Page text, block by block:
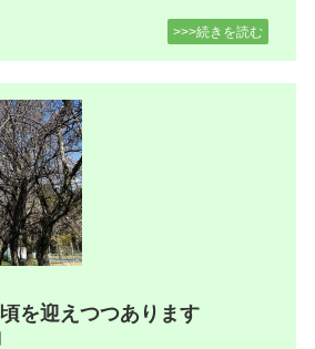
>>>続きを読む
を迎えつつあります